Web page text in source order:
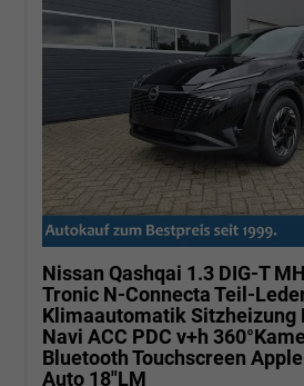
Nissan Qashqai 1.3 DIG-T
Tronic N-Connecta Teil-
Klimaautomatik Sitzheizung
Navi ACC PDC v+h
Bluetooth Touchscreen
Auto 18"LM